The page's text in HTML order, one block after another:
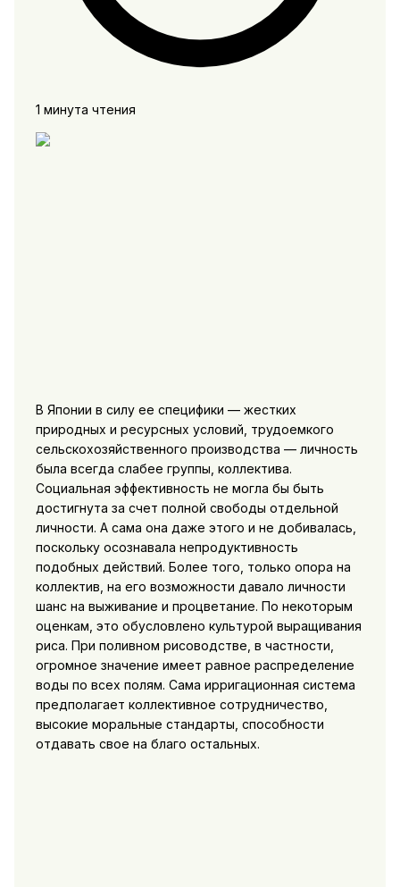
1 минута чтения
В Японии в силу ее специфики — жестких
природных и ресурсных условий, трудоемкого
сельскохозяйственного производства — личность
была всегда слабее группы, коллектива.
Социальная эффективность не могла бы быть
достигнута за счет полной свободы отдельной
личности. А сама она даже этого и не добивалась,
поскольку осознавала непродуктивность
подобных действий. Более того, только опора на
коллектив, на его возможности давало личности
шанс на выживание и процветание. По некоторым
оценкам, это обусловлено культурой выращивания
риса. При поливном рисоводстве, в частности,
огромное значение имеет равное распределение
воды по всех полям. Сама ирригационная система
предполагает коллективное сотрудничество,
высокие моральные стандарты, способности
отдавать свое на благо остальных.